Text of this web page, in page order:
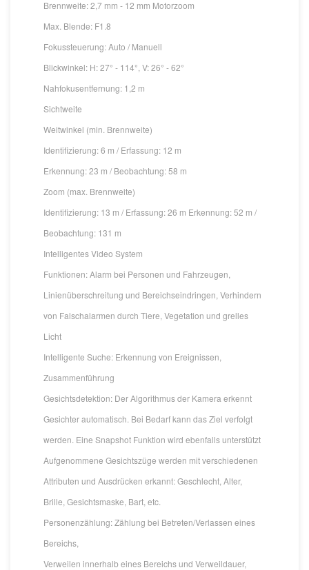
Brennweite: 2,7 mm - 12 mm Motorzoom
Max. Blende: F1.8
Fokussteuerung: Auto / Manuell
Blickwinkel: H: 27° - 114°, V: 26° - 62°
Nahfokusentfernung: 1,2 m
Sichtweite
Weitwinkel (min. Brennweite)
Identifizierung: 6 m / Erfassung: 12 m
Erkennung: 23 m / Beobachtung: 58 m
Zoom (max. Brennweite)
Identifizierung: 13 m / Erfassung: 26 m Erkennung: 52 m /
Beobachtung: 131 m
Intelligentes Video System
Funktionen: Alarm bei Personen und Fahrzeugen,
Linienüberschreitung und Bereichseindringen, Verhindern
von Falschalarmen durch Tiere, Vegetation und grelles
Licht
Intelligente Suche: Erkennung von Ereignissen,
Zusammenführung
Gesichtsdetektion: Der Algorithmus der Kamera erkennt
Gesichter automatisch. Bei Bedarf kann das Ziel verfolgt
werden. Eine Snapshot Funktion wird ebenfalls unterstützt
Aufgenommene Gesichtszüge werden mit verschiedenen
Attributen und Ausdrücken erkannt: Geschlecht, Alter,
Brille, Gesichtsmaske, Bart, etc.
Personenzählung: Zählung bei Betreten/Verlassen eines
Bereichs,
Verweilen innerhalb eines Bereichs und Verweildauer,